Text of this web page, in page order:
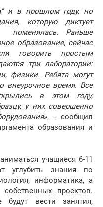
и в прошлом году, но
которую диктует
поменялась. Раньше
образование, сейчас
говорить простым
три лаборатории:
физики. Ребята могут
внеурочное время. Все
в этом году,
у них совершенно
», - сообщил
образования и
учащиеся 6-11
углубить знания по
информатика, а
проектов.
будут вести занятия,